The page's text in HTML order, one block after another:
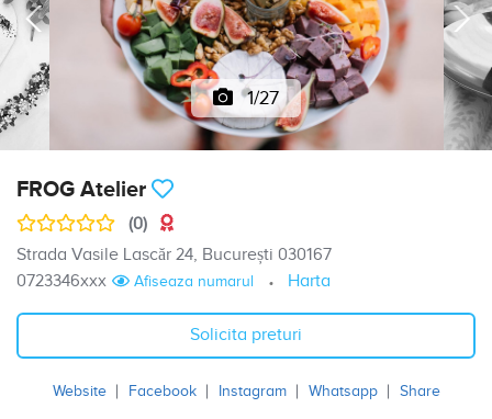
1/27
FROG Atelier
(0)
Strada Vasile Lascăr 24, București 030167
0723346xxx
Afiseaza numarul Harta
Solicita preturi
Website Facebook Instagram Whatsapp Share